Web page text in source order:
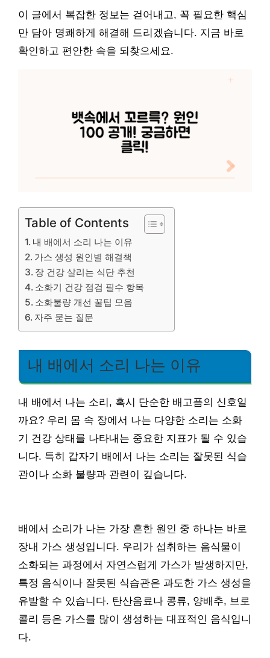
이 글에서 복잡한 정보는 걷어내고, 꼭 필요한 핵심
만 담아 명쾌하게 해결해 드리겠습니다. 지금 바로
확인하고 편안한 속을 되찾으세요.
Table of Contents
내 배에서 소리 나는 이유
가스 생성 원인별 해결책
장 건강 살리는 식단 추천
소화기 건강 점검 필수 항목
소화불량 개선 꿀팁 모음
자주 묻는 질문
내 배에서 소리 나는 이유
내 배에서 나는 소리, 혹시 단순한 배고픔의 신호일
까요? 우리 몸 속 장에서 나는 다양한 소리는 소화
기 건강 상태를 나타내는 중요한 지표가 될 수 있습
니다. 특히 갑자기 배에서 나는 소리는 잘못된 식습
관이나 소화 불량과 관련이 깊습니다.
배에서 소리가 나는 가장 흔한 원인 중 하나는 바로
장내 가스 생성입니다. 우리가 섭취하는 음식물이
소화되는 과정에서 자연스럽게 가스가 발생하지만,
특정 음식이나 잘못된 식습관은 과도한 가스 생성을
유발할 수 있습니다. 탄산음료나 콩류, 양배추, 브로
콜리 등은 가스를 많이 생성하는 대표적인 음식입니
다.